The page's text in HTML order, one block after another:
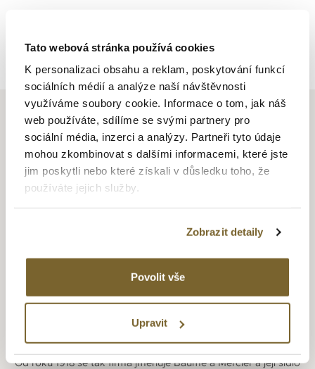
Tato webová stránka používá cookies
K personalizaci obsahu a reklam, poskytování funkcí
sociálních médií a analýze naší návštěvnosti
využíváme soubory cookie. Informace o tom, jak náš
web používáte, sdílíme se svými partnery pro
sociální média, inzerci a analýzy. Partneři tyto údaje
mohou zkombinovat s dalšími informacemi, které jste
jim poskytli nebo které získali v důsledku toho, že
používáte jejich služby.
Zobrazit detaily
Povolit vše
Upravit
Zpět na výpis
BAUME & MERCIER
„Přijmout lze pouze dokonalost, vyráběnéhodinkymusí být
zlatých medailí na Mezinárodních výstavách v Paříži,
Melbourne, Curychu, Londýně, Amsterdamu a Chicagu.
vyrobit v roce 1892. Na počátku 20. let 20. století se rozhodl
ředitel firmy William Baume spojit síly s Paulem Mercierem.
Od roku 1918 se tak firma jmenuje Baume a Mercier a její sídlo